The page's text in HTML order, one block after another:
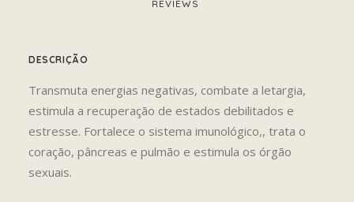
REVIEWS
DESCRIÇÃO
Transmuta energias negativas, combate a letargia,
estimula a recuperação de estados debilitados e
estresse. Fortalece o sistema imunológico,, trata o
coração, pâncreas e pulmão e estimula os órgão
sexuais.